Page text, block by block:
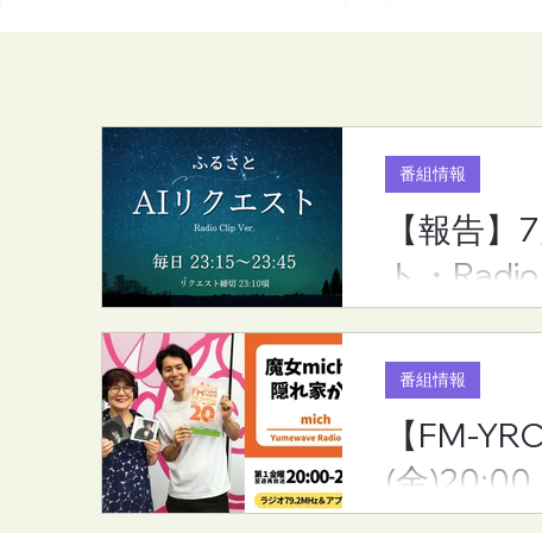
【報告】7月度のリクエスト
ランキング（ふるさとAIリク
エスト・RadioCLip版）
【FM-YRC
家から
【報告
ト・
番組情報
【FM-
(金)20:00
番組情報